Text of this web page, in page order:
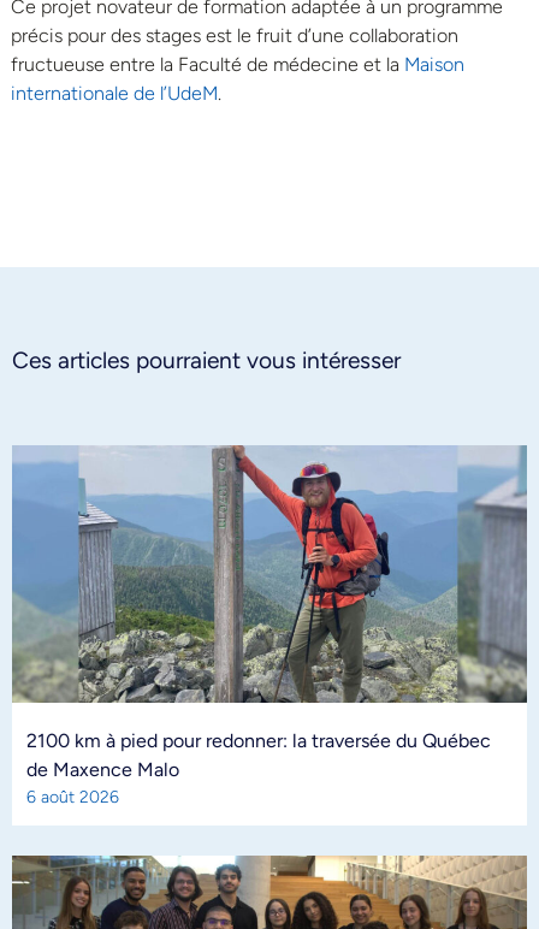
Ce projet novateur de formation adaptée à un programme
précis pour des stages est le fruit d’une collaboration
fructueuse entre la Faculté de médecine et la Maison
internationale de l’UdeM.
Ces articles pourraient vous intéresser
2100 km à pied pour redonner: la traversée du Québec
de Maxence Malo
6 août 2026